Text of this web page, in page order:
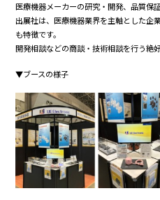
医療機器メーカーの研究・開発、品質保
出展社は、医療機器業界を主軸とした企
も特徴です。
開発相談などの商談・技術相談を行う絶
▼ブースの様子